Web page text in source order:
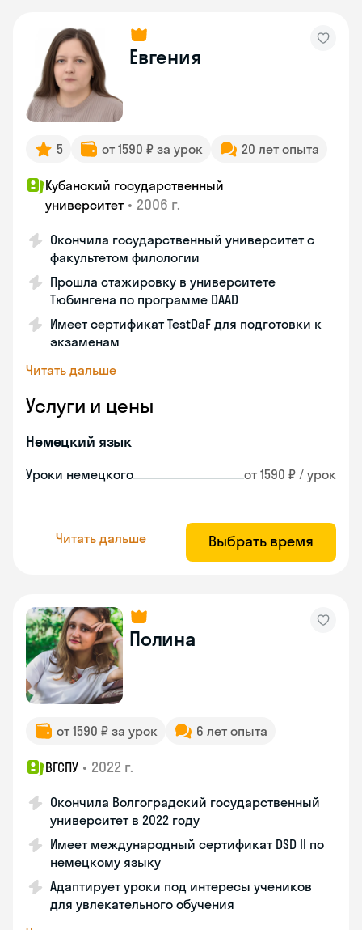
Евгения
5 от 1590 ₽ за урок 20 лет опыта
Кубанский государственный
университет • 2006 г.
Окончила государственный университет с
факультетом филологии
Прошла стажировку в университете
Тюбингена по программе DAAD
Имеет сертификат TestDaF для подготовки к
экзаменам
Читать дальше
Услуги и цены
Немецкий язык
Уроки немецкого от 1590 ₽ / урок
Читать дальше Выбрать время
Полина
от 1590 ₽ за урок 6 лет опыта
ВГСПУ • 2022 г.
Окончила Волгоградский государственный
университет в 2022 году
Имеет международный сертификат DSD II по
немецкому языку
Адаптирует уроки под интересы учеников
для увлекательного обучения